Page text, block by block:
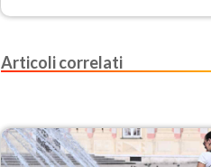
Articoli correlati